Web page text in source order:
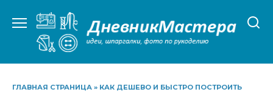
содержанию
ГЛАВНАЯ СТРАНИЦА » КАК ДЕШЕВО И БЫСТРО ПОСТРОИТЬ